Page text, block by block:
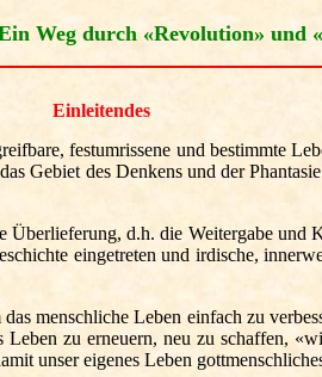
Weg durch «Revolution» und
Einleitendes
festumrissene und bestimmte
Gebiet des Denkens und der
d.h. die Weitergabe und
eingetreten und irdische,
menschliche Leben einfach zu
zu erneuern, neu zu schaffen,
unser eigenes Leben